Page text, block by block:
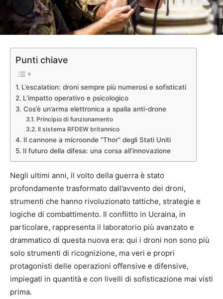
Punti chiave
L’escalation: droni sempre più numerosi e sofisticati
L’impatto operativo e psicologico
Cos’è un’arma elettronica a spalla anti-drone
Principio di funzionamento
Il sistema RFDEW britannico
Il cannone a microonde “Thor” degli Stati Uniti
Il futuro della difesa: una corsa all’innovazione
Negli ultimi anni, il volto della guerra è stato
profondamente trasformato dall’avvento dei droni,
strumenti che hanno rivoluzionato tattiche, strategie e
logiche di combattimento. Il conflitto in Ucraina, in
particolare, rappresenta il laboratorio più avanzato e
drammatico di questa nuova era: qui i droni non sono più
solo strumenti di ricognizione, ma veri e propri
protagonisti delle operazioni offensive e difensive,
impiegati in quantità e con livelli di sofisticazione mai visti
prima.